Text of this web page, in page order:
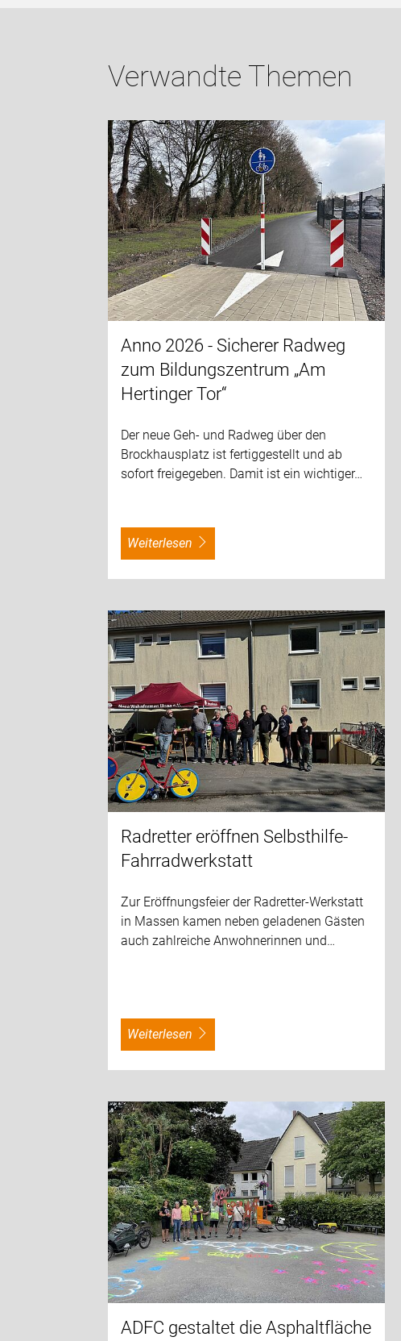
Verwandte Themen
Anno 2026 - Sicherer Radweg
zum Bildungszentrum „Am
Hertinger Tor“
Der neue Geh- und Radweg über den
Brockhausplatz ist fertiggestellt und ab
sofort freigegeben. Damit ist ein wichtiger…
weiterlesen
Radretter eröffnen Selbsthilfe-
Fahrradwerkstatt
Zur Eröffnungsfeier der Radretter-Werkstatt
in Massen kamen neben geladenen Gästen
auch zahlreiche Anwohnerinnen und…
weiterlesen
ADFC gestaltet die Asphaltfläche